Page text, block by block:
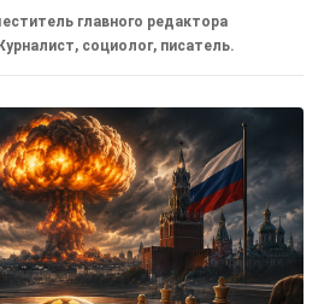
главного редактора
социолог, писатель.